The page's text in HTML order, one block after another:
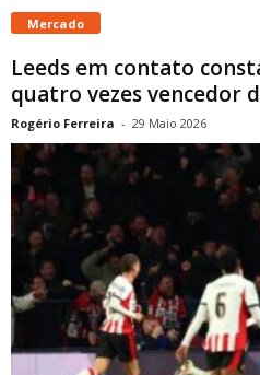
Mercado
Leeds em contato
quatro vezes vencedor
Rogério Ferreira - 29 Maio 2026